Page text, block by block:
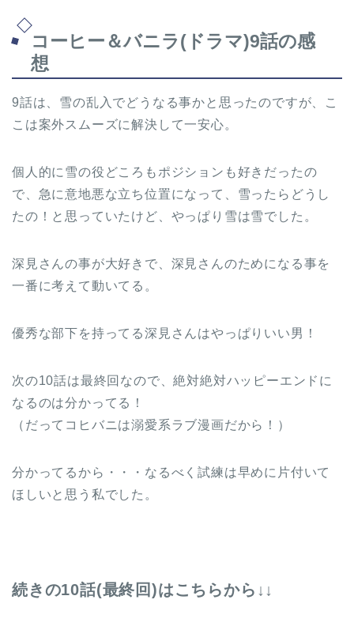
コーヒー＆バニラ(ドラマ)9話の感
想
9話は、雪の乱入でどうなる事かと思ったのですが、こ
こは案外スムーズに解決して一安心。
個人的に雪の役どころもポジションも好きだったの
で、急に意地悪な立ち位置になって、雪ったらどうし
たの！と思っていたけど、やっぱり雪は雪でした。
深見さんの事が大好きで、深見さんのためになる事を
一番に考えて動いてる。
優秀な部下を持ってる深見さんはやっぱりいい男！
次の10話は最終回なので、絶対絶対ハッピーエンドに
なるのは分かってる！
（だってコヒバニは溺愛系ラブ漫画だから！）
分かってるから・・・なるべく試練は早めに片付いて
ほしいと思う私でした。
続きの10話(最終回)はこちらから↓↓